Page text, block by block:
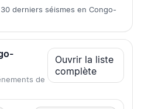
derniers séismes en Congo-
de
Ouvrir la liste
complète